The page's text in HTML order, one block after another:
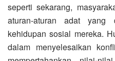
seperti sekarang,
aturan-aturan adat yang
kehidupan sosial mereka.
dalam menyelesaikan